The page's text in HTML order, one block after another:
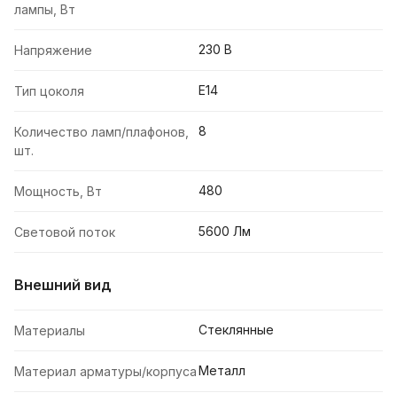
лампы, Вт
Напряжение 230 В
Тип цоколя E14
Количество ламп/плафонов,
шт.
8
Мощность, Вт 480
Световой поток 5600 Лм
Внешний вид
Материалы Стеклянные
Материал арматуры/корпусаМеталл